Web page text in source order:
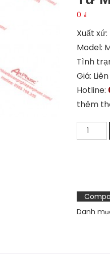
0 ₫
Xuất xứ:
Model:
Tình
Giá:
Hotline:
thêm
Thước
đo
điện
tử
Mitutoyo
số
Danh